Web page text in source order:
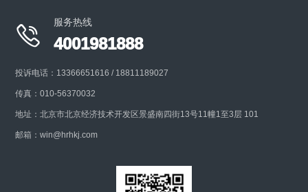

服务热线
4001981888
投诉电话：13366651616 / 18811189027
传真：010-56370032
地址：北京市北京经济技术开发区景盛南四街13号11幢1至3层 101
邮箱：win@hrhkj.com